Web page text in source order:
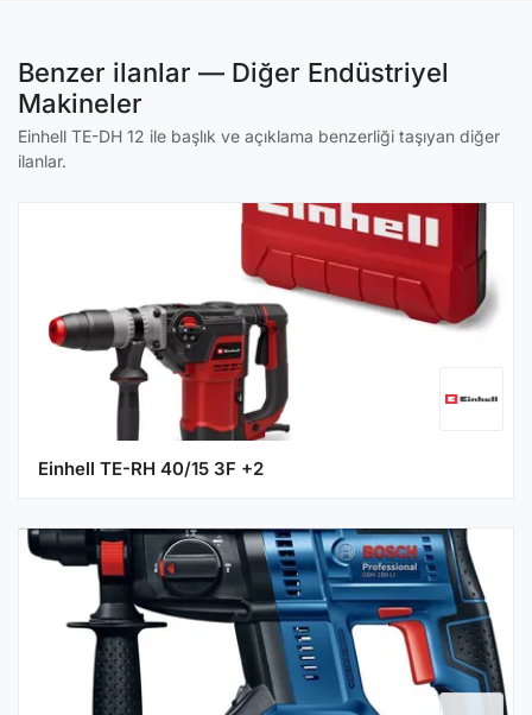
Benzer ilanlar — Diğer Endüstriyel
Makineler
Einhell TE-DH 12 ile başlık ve açıklama benzerliği taşıyan diğer
ilanlar.
Einhell TE-RH 40/15 3F +2